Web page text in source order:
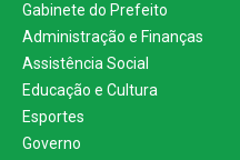
Gabinete do Prefeito
Administração e Finanças
Assistência Social
Educação e Cultura
Esportes
Governo